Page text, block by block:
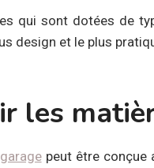
qui sont dotées de
design et le plus
les
peut être conçue